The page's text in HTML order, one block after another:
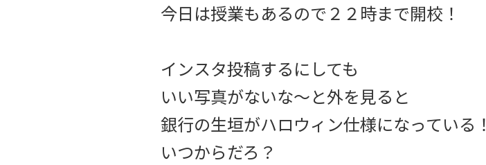
今日は授業もあるので２２時まで開校！
インスタ投稿するにしても
いい写真がないな〜と外を見ると
銀行の生垣がハロウィン仕様になっている！
いつからだろ？